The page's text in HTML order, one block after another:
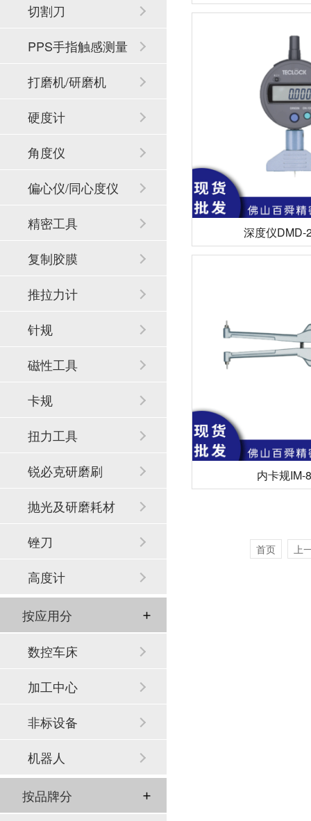
深度仪DMD-
内卡规IM-
首页 上
切割刀
PPS手指触感测量
系统
打磨机/研磨机
硬度计
角度仪
偏心仪/同心度仪
精密工具
复制胶膜
推拉力计
针规
磁性工具
卡规
扭力工具
锐必克研磨刷
抛光及研磨耗材
锉刀
高度计
按应用分
数控车床
加工中心
非标设备
机器人
按品牌分